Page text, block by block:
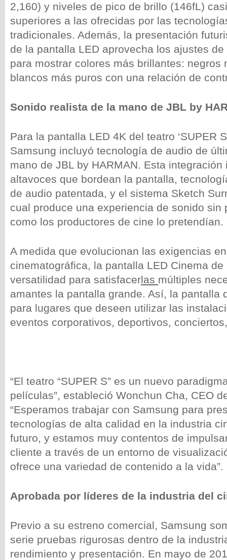
2,160) y niveles de pico de brillo (146fL)
superiores a las ofrecidas por las
tradicionales. Además, la presentación
de la pantalla LED aprovecha los ajustes
para mostrar colores más brillantes: negros
blancos más puros con una relación de
Sonido realista de la mano de JBL by
Para la pantalla LED 4K del teatro ‘SUPER
Samsung incluyó tecnología de audio de
mano de JBL by HARMAN. Esta
altavoces que bordean la pantalla,
de audio patentada, y el sistema Sketch
cual produce una experiencia de sonido sin
como los productores de cine lo pretendían.
A medida que evolucionan las exigencias
cinematográfica, la pantalla LED Cinema
versatilidad para satisfacerlas múltiples
amantes la pantalla grande. Así, la pantalla
para lugares que deseen utilizar las
eventos corporativos, deportivos,
“El teatro “SUPER S” es un nuevo
películas”, estableció Wonchun Cha, CEO
“Esperamos trabajar con Samsung para
tecnologías de alta calidad en la industria
futuro, y estamos muy contentos de
cliente a través de un entorno de
ofrece una variedad de contenido a la vida”.
Aprobada por líderes de la industria del
Previo a su estreno comercial, Samsung
serie pruebas rigurosas dentro de la
rendimiento y presentación. En mayo de